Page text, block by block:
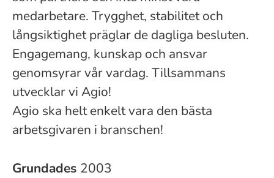
medarbetare. Trygghet, stabilitet och
långsiktighet präglar de dagliga besluten.
Engagemang, kunskap och ansvar
genomsyrar vår vardag. Tillsammans
utvecklar vi Agio!
Agio ska helt enkelt vara den bästa
arbetsgivaren i branschen!
Grundades 2003